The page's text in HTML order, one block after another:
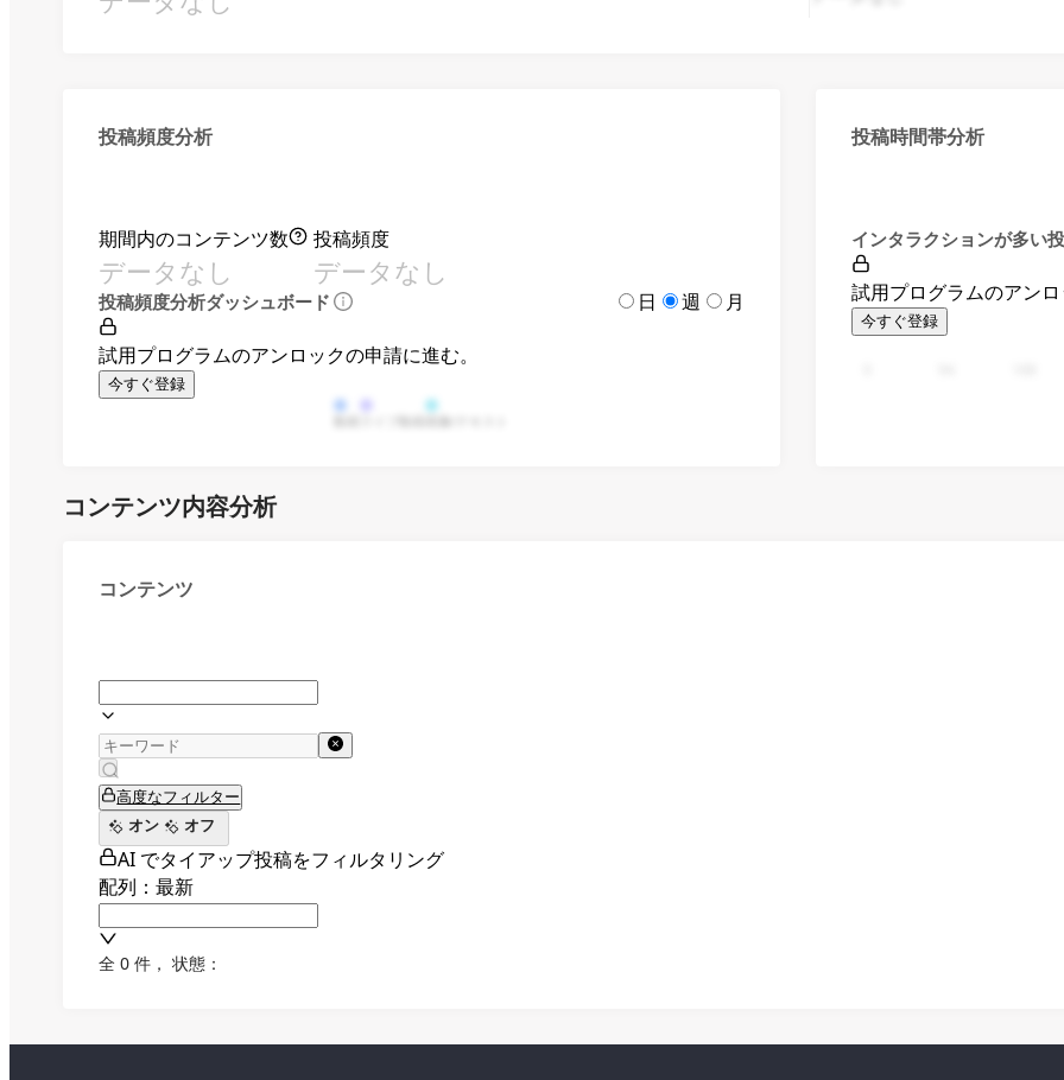
投稿頻度分析
期間内のコンテンツ数
データなし
投稿頻度
データなし
投稿頻度分析ダッシュボード 日 週 月
試用プログラムのアンロックの申請に進む。
今すぐ登録
投稿時間帯分析
インタラクションが多い
試用プログラムのアンロ
今すぐ登録
コンテンツ内容分析
コンテンツ
高度なフィルター
オン
オフ
AI でタイアップ投稿をフィルタリング
配列：最新
全 0 件 ， 状態：